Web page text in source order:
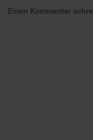
Einen Kommentar